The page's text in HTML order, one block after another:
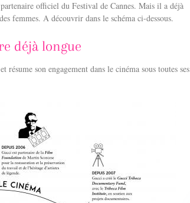
officiel du Festival de Cannes. Mais il a déjà
femmes. A découvrir dans le schéma ci-dessous.
déjà longue
son engagement dans le cinéma sous toutes ses